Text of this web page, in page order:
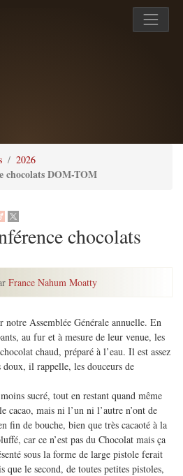
2026
chocolats DOM-TOM
chocolats
France Nahum Moatty
notre Assemblée Générale annuelle. En
au fur et à mesure de leur venue, les
chaud, préparé à l’eau. Il est assez
doux, il rappelle, les douceurs de
sucré, tout en restant quand même
cacao, mais ni l’un ni l’autre n’ont de
fin de bouche, bien que très cacaoté à la
car ce n’est pas du Chocolat mais ça
sous la forme de large pistole ferait
que le second, de toutes petites pistoles,